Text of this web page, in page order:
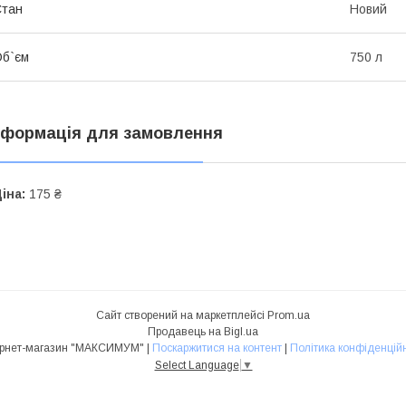
Новий
750 л
для замовлення
175 ₴
Сайт створений на маркетплейсі Prom.ua
Продавець на Bigl.ua
Інтернет-магазин "МАКСИМУМ" | Поскаржитися на контент | Політика
Select Language ▼